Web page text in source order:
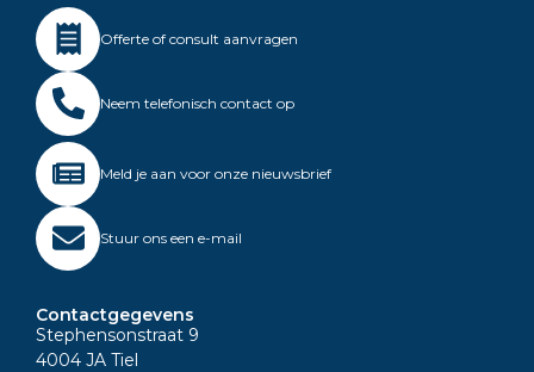
Offerte of consult aanvragen
Neem telefonisch contact op
Meld je aan voor onze nieuwsbrief
Stuur ons een e-mail
Contactgegevens
Stephensonstraat 9
4004 JA Tiel